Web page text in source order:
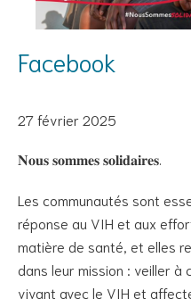
Facebook
27 février 2025
𝐍𝐨𝐮𝐬 𝐬𝐨𝐦𝐦𝐞𝐬 𝐬𝐨𝐥𝐢𝐝𝐚𝐢𝐫𝐞𝐬.
Les communautés sont
réponse au VIH et aux
matière de santé, et elles
dans leur mission : veiller
vivant avec le VIH et